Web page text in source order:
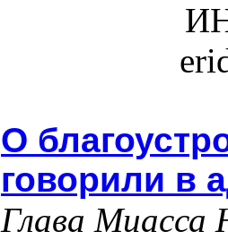
О
говорили в
Глава Миасса